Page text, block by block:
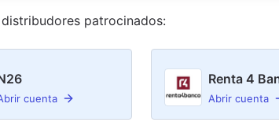
distribudores patrocinados:
cuenta
Renta 4
Abrir cuenta